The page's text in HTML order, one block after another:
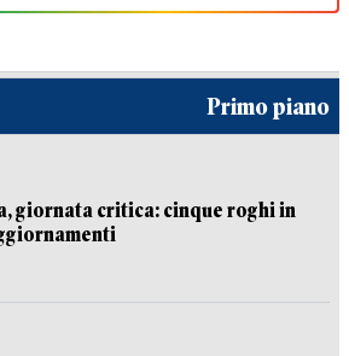
Primo piano
giornata critica: cinque roghi in